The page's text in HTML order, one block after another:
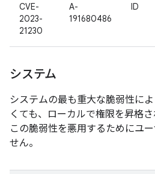
CVE-
2023-
21230
A-
191680486
ID
システム
システムの最も重大な脆弱性に
くても、ローカルで権限を昇格さ
この脆弱性を悪用するためにユ
せん。